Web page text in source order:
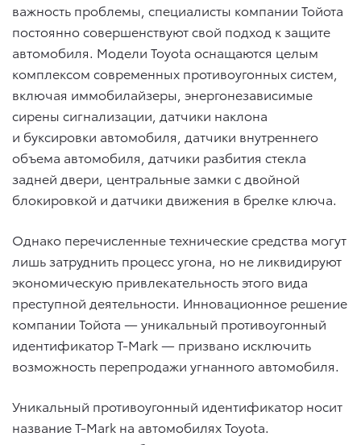
важность проблемы, специалисты компании Тойота
постоянно совершенствуют свой подход к защите
автомобиля. Модели Toyota оснащаются целым
комплексом современных противоугонных систем,
включая иммобилайзеры, энергонезависимые
сирены сигнализации, датчики наклона
и буксировки автомобиля, датчики внутреннего
объема автомобиля, датчики разбития стекла
задней двери, центральные замки с двойной
блокировкой и датчики движения в брелке ключа.
Однако перечисленные технические средства могут
лишь затруднить процесс угона, но не ликвидируют
экономическую привлекательность этого вида
преступной деятельности. Инновационное решение
компании Тойота — уникальный противоугонный
идентификатор T-Mark — призвано исключить
возможность перепродажи угнанного автомобиля.
Уникальный противоугонный идентификатор носит
название T-Mark на автомобилях Toyota.